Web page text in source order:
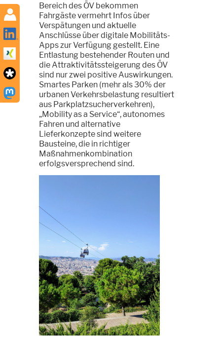
Bereich des ÖV bekommen
Fahrgäste vermehrt Infos über
Verspätungen und aktuelle
Anschlüsse über digitale Mobilitäts-
Apps zur Verfügung gestellt. Eine
Entlastung bestehender Routen und
die Attraktivitätssteigerung des ÖV
sind nur zwei positive Auswirkungen.
Smartes Parken (mehr als 30% der
urbanen Verkehrsbelastung resultiert
aus Parkplatzsucherverkehren),
„Mobility as a Service“, autonomes
Fahren und alternative
Lieferkonzepte sind weitere
Bausteine, die in richtiger
Maßnahmenkombination
erfolgsversprechend sind.